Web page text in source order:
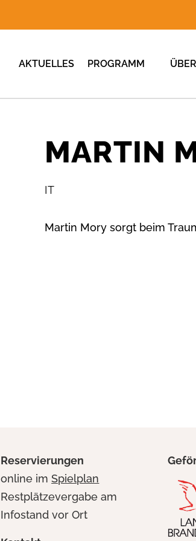
AKTUELLES PROGRAMM
MARTIN
IT
Martin Mory sorgt beim
Reservierungen
online imSpielplan
Restplätzevergabe am
Infostand vor Ort